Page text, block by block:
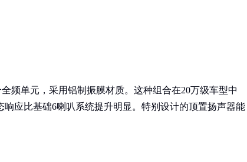
频单元，采用铝制振膜材质。这种组合在20万级车型中
应比基础6喇叭系统提升明显。特别设计的顶置扬声器能